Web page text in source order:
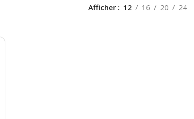
Afficher 12 16 20 24